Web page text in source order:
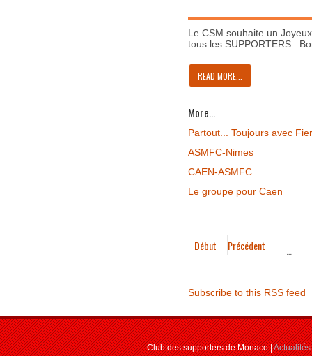
Le CSM souhaite un
tous les SUPPORTERS .
READ MORE...
More...
Partout... Toujours avec
ASMFC-Nimes
CAEN-ASMFC
Le groupe pour Caen
Début Précédent
Subscribe to this RSS feed
Club des supporters de Monaco |Actualités